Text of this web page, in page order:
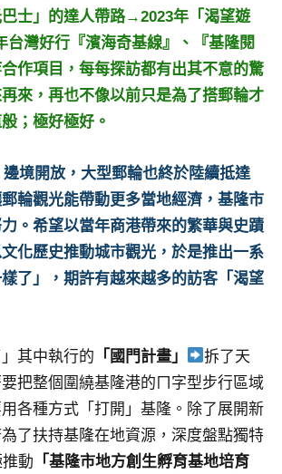
巴士」的達人帶路→2023年「渴望遊
灣好行『濱海奇基線』、『基隆閱
作項目，每每探訪都有出其不意的驚
來，再也不像以前只是為了搭郵輪才
；極好極好。
邊境開放，大型郵輪也終於陸續抵達
輪觀光能帶動更多當地經濟，基隆市
。希望以當年商港帶來的繁華與史蹟
化歷史推動城市觀光，於是推出一系
了」，期許有越來越多的訪客「渴望
」其中執行的 「國門計畫」
拆了天
把整個圍繞基隆港的ㄇ字型步行區域
各種方式「打開」基隆。除了展開新
了扶持基隆在地資源，深度盤點獨特
動 「基隆市地方創生孵育基地培育